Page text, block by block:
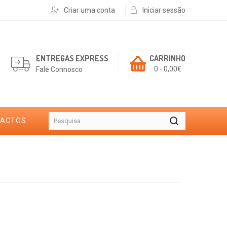
Criar uma conta Iniciar sessão
CARRINHO
0 - 0,00€
ENTREGAS EXPRESS
Fale Connosco